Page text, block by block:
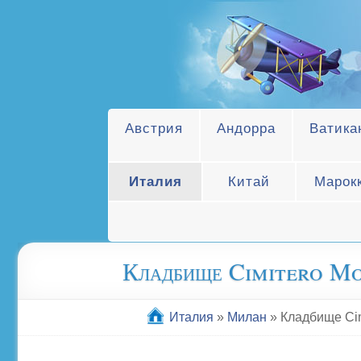
Австрия Андорра
Италия Китай
Кладбище Cimitero
Италия » Милан » Кладбище